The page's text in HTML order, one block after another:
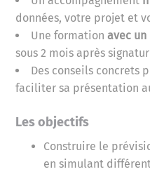
données, votre projet et
Une formation avec
sous 2 mois après
Des conseils concrets
faciliter sa présentation
Les objectifs
Construire le
en simulant